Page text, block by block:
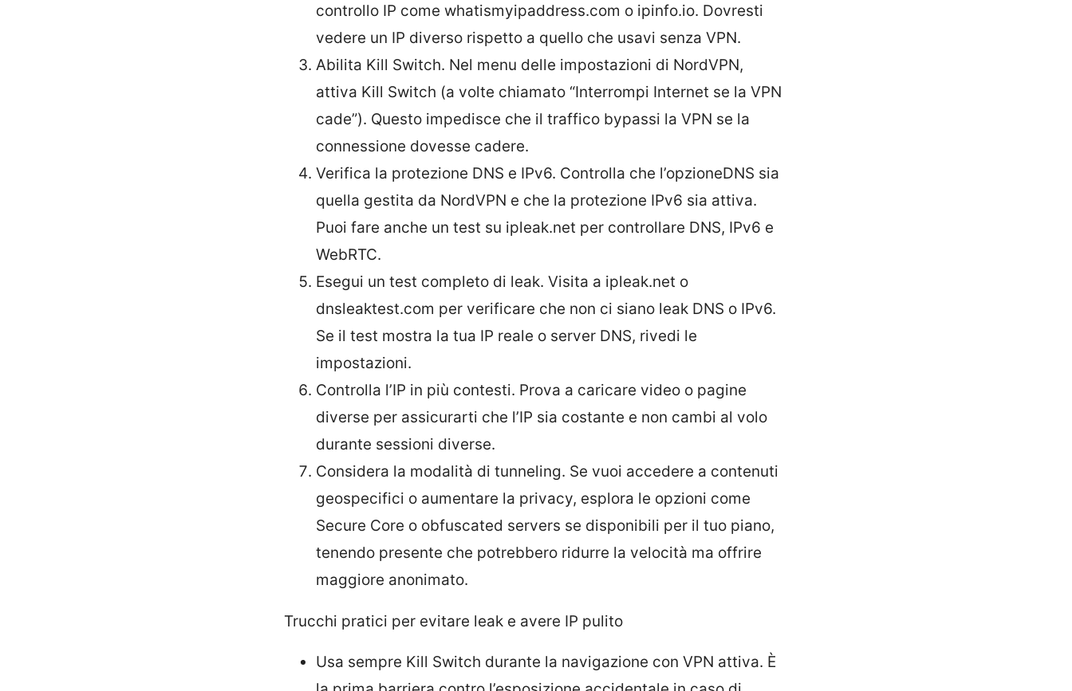
controllo IP come whatismyipaddress.com o ipinfo.io. Dovresti
vedere un IP diverso rispetto a quello che usavi senza VPN.
Abilita Kill Switch. Nel menu delle impostazioni di NordVPN,
attiva Kill Switch (a volte chiamato “Interrompi Internet se la VPN
cade”). Questo impedisce che il traffico bypassi la VPN se la
connessione dovesse cadere.
Verifica la protezione DNS e IPv6. Controlla che l’opzioneDNS sia
quella gestita da NordVPN e che la protezione IPv6 sia attiva.
Puoi fare anche un test su ipleak.net per controllare DNS, IPv6 e
WebRTC.
Esegui un test completo di leak. Visita a ipleak.net o
dnsleaktest.com per verificare che non ci siano leak DNS o IPv6.
Se il test mostra la tua IP reale o server DNS, rivedi le
impostazioni.
Controlla l’IP in più contesti. Prova a caricare video o pagine
diverse per assicurarti che l’IP sia costante e non cambi al volo
durante sessioni diverse.
Considera la modalità di tunneling. Se vuoi accedere a contenuti
geospecifici o aumentare la privacy, esplora le opzioni come
Secure Core o obfuscated servers se disponibili per il tuo piano,
tenendo presente che potrebbero ridurre la velocità ma offrire
maggiore anonimato.
Trucchi pratici per evitare leak e avere IP pulito
Usa sempre Kill Switch durante la navigazione con VPN attiva. È